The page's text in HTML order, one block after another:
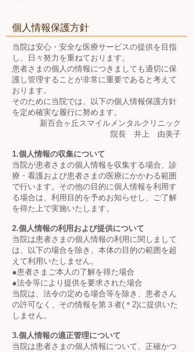
個人情報保護方針
当院は安心・安全な医療サービスの提供を目指
し、日々努力を重ねております。
患者さまの個人の情報につきましても適切に保
護し管理することが非常に重要であると考えて
おります。
そのために当院では、以下の個人情報保護方針
を定め確実な履行に努めます。
新百合ヶ丘スマイルメンタルクリニック
院長 井上 由美子
1.個人情報の収集について
当院が患者さまの個人情報を収集する場合、診
療・看護および患者さまの医療にかかわる範囲
で行います。その他の目的に個人情報を利用す
る場合は、利用目的を予めお知らせし、ご了解
を得た上で実施いたします。
2.個人情報の利用および提供について
当院は患者さまの個人情報の利用に関しまして
は、以下の場合を除き、本体の目的の範囲を超
えて利用いたしません。
●患者さまご本人の了解を得た場合
●法令等により提供を要求された場合
当院は、法令の定める場合等を除き、患者さん
の許可なく、その情報を第３者(＊2)に提供いた
しません。
3.個人情報の適正管理について
当院は患者さまの個人情報について、正確かつ